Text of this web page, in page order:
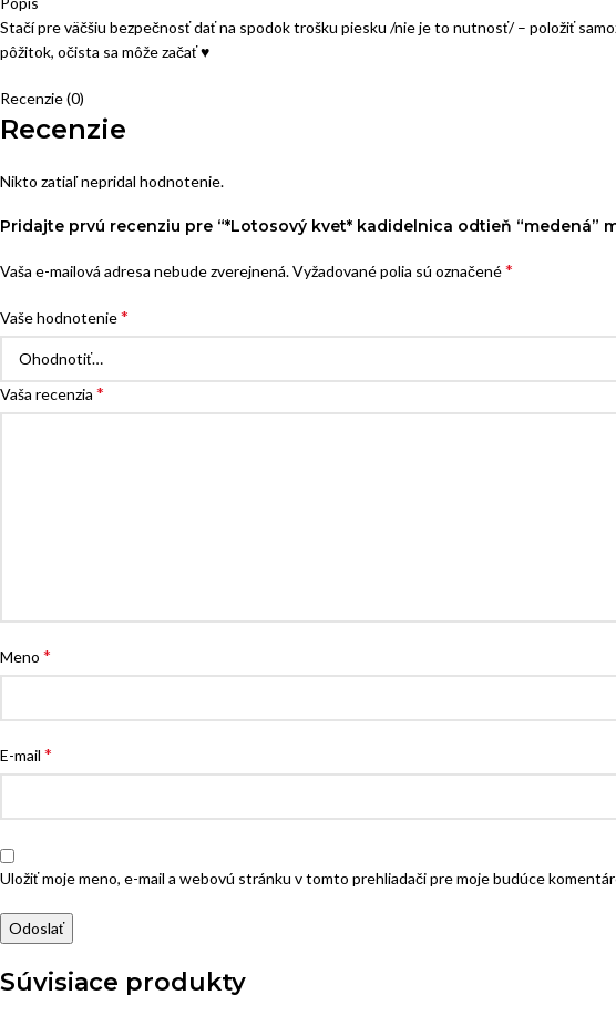
Stačí pre väčšiu bezpečnosť dať na spodok trošku piesku /nie je to nutnosť/ – položiť
pôžitok, očista sa môže začať ♥
Recenzie (0)
Recenzie
Nikto zatiaľ nepridal hodnotenie.
Pridajte prvú recenziu pre “*Lotosový kvet* kadidelnica odtieň “medená”
Vaša e-mailová adresa nebude zverejnená.Vyžadované polia sú označené*
Vaše hodnotenie*
Vaša recenzia *
Meno *
E-mail *
Uložiť moje meno, e-mail a webovú stránku v tomto prehliadači pre moje budúce
Súvisiace produkty